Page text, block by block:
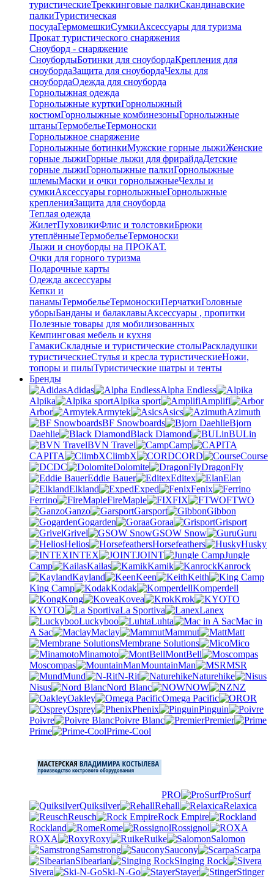
туристическиеТреккинговые палкиСкандинавские
палкиТуристическая
посудаГермомешкиСумкиАксессуары для туризма
Прокат туристического снаряжения
Сноуборд - снаряжение
СноубордыБотинки для сноубордаКрепления для
сноубордаЗащита для сноубордаЧехлы для
сноубордаОдежда для сноуборда
Горнолыжная одежда
Горнолыжные курткиГорнолыжный
костюмГорнолыжные комбинезоныГорнолыжные
штаныТермобельеТермоноски
Горнолыжное снаряжение
Горнолыжные ботинкиМужские горные лыжиЖенские
горные лыжиГорные лыжи для фрирайдаДетские
горные лыжиГорнолыжные палкиГорнолыжные
шлемыМаски и очки горнолыжныеЧехлы и
сумкиАксессуары горнолыжныеГорнолыжные
крепленияЗащита для сноуборда
Теплая одежда
ЖилетПуховикиФлис и толстовкиБрюки
утеплённыеТермобельеТермоноски
Лыжи и сноуборды на ПРОКАТ.
Очки для горного туризма
Подарочные карты
Одежда аксессуары
Кепки и
панамыТермобельеТермоноскиПерчаткиГоловные
уборыБанданы и балаклавыАксессуары , пропитки
Полезные товары для мобилизованных
Кемпинговая мебель и кухня
ГамакиСкладные и туристические столыРаскладушки
туристическиеСтулья и кресла туристическиеНожи,
топоры и пилыТуристические шатры и тенты
Бренды
Adidas
Alpha Endless
Alpika
Alpika sport
Amplifi
Arbor
Armytek Asics
Azimuth
BF Snowboards
Bjorn
Daehlie
Black Diamond
BULin
BVN Travel
Camp
CAPITA
ClimbX CORD
Course
DC
Dolomite
DragonFly
Eddie Bauer
Editex
Elan
Elkland
Exped
Fenix
Ferrino
FireMaple FIX
FTWO
Ganzo
Garsport
Gibbon
Gogarden
Goraa
Grisport
Grivel
GSOW Snow
Guru
Helios
Horsefeathers
Husky
INTEX
JOINT
Jungle
Camp
Kailas Kamik
Kanrock
Kayland
Keen
Keith
King Camp
Kodak
Komperdell
Kong
Kovea
Krok
KYOTO
La Sportiva
Lanex
Luckyboo
Luhta
Mac in
A Sac
Maclay Mammut
Matt
Membrane Solutions
Mico
Minamoto
MontBell
Moscompas
MountainMan
MSR
Mund
N-Rit
Naturehike
Nisus
Nord Blanc NOW
NZ
Oakley
Omega Pacific
OR
Osprey
Phenix
Pinguin
Poivre
Poivre Blanc
Premier
Prime
Prime-Cool
PRO
ProSurf
Quiksilver
Rehall
Relaxica
Reusch
Rock Empire
Rockland
Rome
Rossignol
ROXA
Roxy Ruike
Salomon
Samstrong
Saucony
Scarpa
Sibearian
Singing Rock
Sivera
Ski-N-Go Stayer Stinger